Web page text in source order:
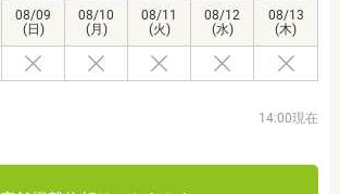
08/09
(日)
08/10
(月)
08/11
(火)
08/12
(水)
08/13
(木)
14:00現在